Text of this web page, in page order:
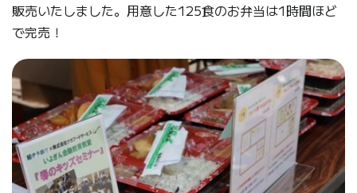
販売いたしました。用意した125食のお弁当は1時間ほど
で完売！